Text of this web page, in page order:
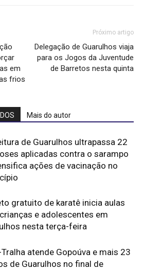
em
frios
Próximo artigo
Delegação de Guarulhos viaja
para os Jogos da Juventude
de Barretos nesta quinta
Mais do autor
de Guarulhos ultrapassa 22
aplicadas contra o sarampo
ações de vacinação no
gratuito de karatê inicia aulas
e adolescentes em
nesta terça-feira
atende Gopoúva e mais 23
de Guarulhos no final de